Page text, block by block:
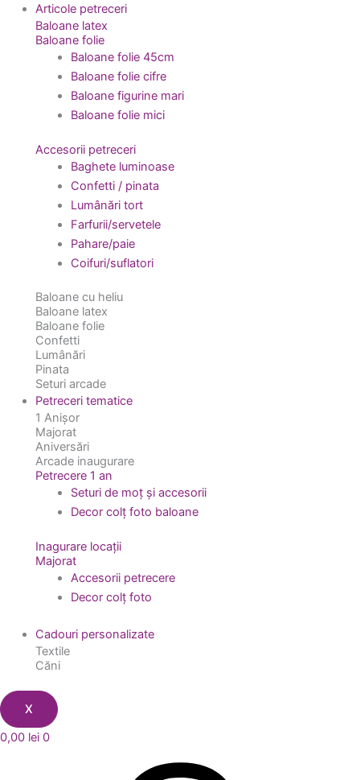
Articole petreceri
Baloane latex
Baloane folie
Baloane folie 45cm
Baloane folie cifre
Baloane figurine mari
Baloane folie mici
Accesorii petreceri
Baghete luminoase
Confetti / pinata
Lumânări tort
Farfurii/servetele
Pahare/paie
Coifuri/suflatori
Baloane cu heliu
Baloane latex
Baloane folie
Confetti
Lumânări
Pinata
Seturi arcade
Petreceri tematice
1 Anișor
Majorat
Aniversări
Arcade inaugurare
Petrecere 1 an
Seturi de moț și accesorii
Decor colț foto baloane
Inagurare locații
Majorat
Accesorii petrecere
Decor colț foto
Cadouri personalizate
Textile
Căni
X
0,00 lei 0